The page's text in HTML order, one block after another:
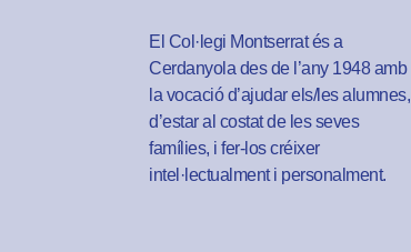
El Col·legi Montserrat és a
Cerdanyola des de l’any 1948 amb
la vocació d’ajudar els/les alumnes,
d’estar al costat de les seves
famílies, i fer-los créixer
intel·lectualment i personalment.